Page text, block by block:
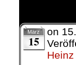
März
15
on